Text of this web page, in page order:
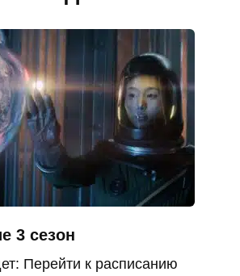
3 сезон
Перейти к расписанию